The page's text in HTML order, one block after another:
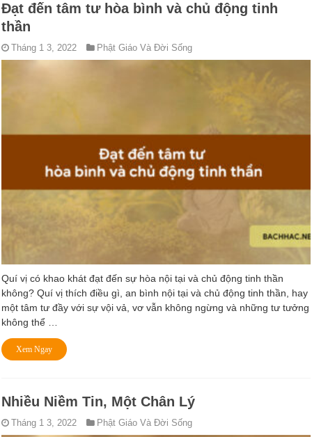
Đạt đến tâm tư hòa bình và chủ động tinh
thần
Tháng 1 3, 2022 Phật Giáo Và Đời Sống
Quí vị có khao khát đạt đến sự hòa nội tại và chủ động tinh thần
không? Quí vị thích điều gì, an bình nội tại và chủ động tinh thần, hay
một tâm tư đầy với sự vội vả, vơ vẫn không ngừng và những tư tưởng
không thể …
Xem Ngay
Nhiều Niềm Tin, Một Chân Lý
Tháng 1 3, 2022 Phật Giáo Và Đời Sống